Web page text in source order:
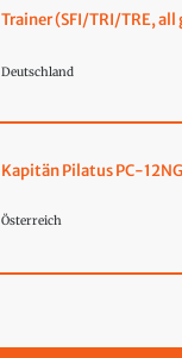
Trainer (SFI/TRI/TRE, all
Deutschland
Kapitän Pilatus PC-
Österreich